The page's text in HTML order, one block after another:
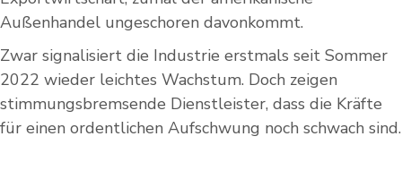
Außenhandel ungeschoren davonkommt.
Zwar signalisiert die Industrie erstmals seit Sommer
2022 wieder leichtes Wachstum. Doch zeigen
stimmungsbremsende Dienstleister, dass die Kräfte
für einen ordentlichen Aufschwung noch schwach sind.